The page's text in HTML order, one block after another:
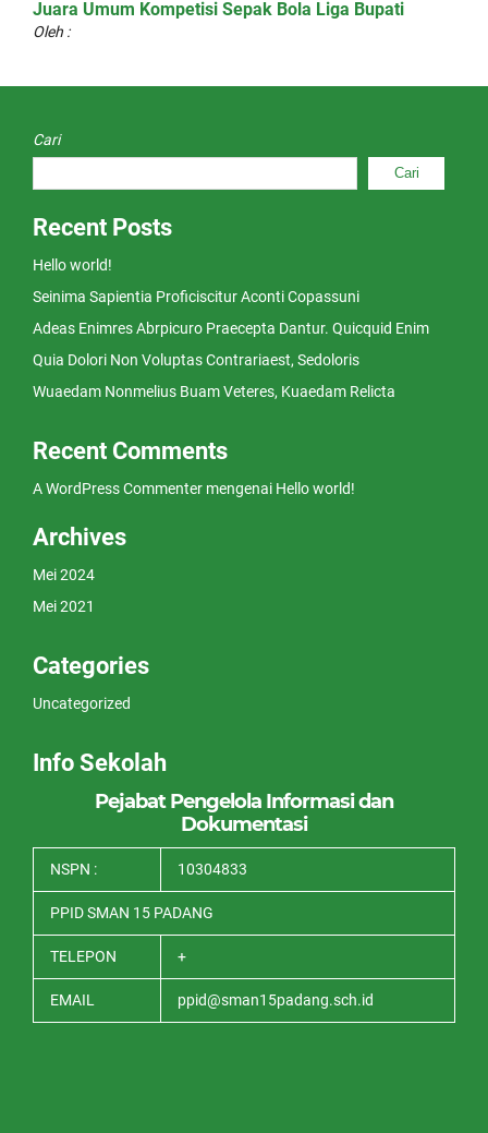
Juara Umum Kompetisi Sepak Bola Liga Bupati
Oleh :
Cari
Cari
Recent Posts
Hello world!
Seinima Sapientia Proficiscitur Aconti Copassuni
Adeas Enimres Abrpicuro Praecepta Dantur. Quicquid Enim
Quia Dolori Non Voluptas Contrariaest, Sedoloris
Wuaedam Nonmelius Buam Veteres, Kuaedam Relicta
Recent Comments
A WordPress Commenter mengenai Hello world!
Archives
Mei 2024
Mei 2021
Categories
Uncategorized
Info Sekolah
Pejabat Pengelola Informasi dan
Dokumentasi
NSPN : 10304833
PPID SMAN 15 PADANG
TELEPON +
EMAIL ppid@sman15padang.sch.id